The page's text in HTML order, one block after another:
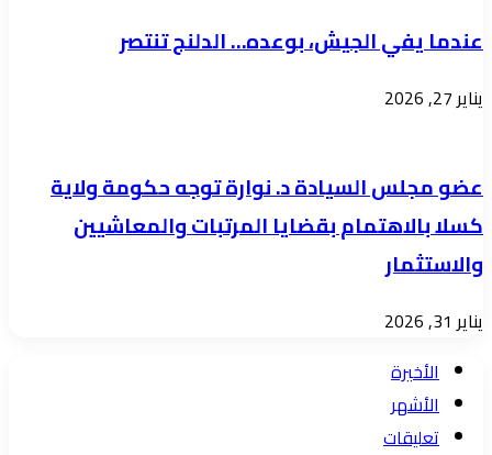
عندما يفي الجيش، بوعده… الدلنج تنتصر
يناير 27, 2026
عضو مجلس السيادة د. نوارة توجه حكومة ولاية
كسلا بالاهتمام بقضايا المرتبات والمعاشيين
والاستثمار
يناير 31, 2026
الأخيرة
الأشهر
تعليقات